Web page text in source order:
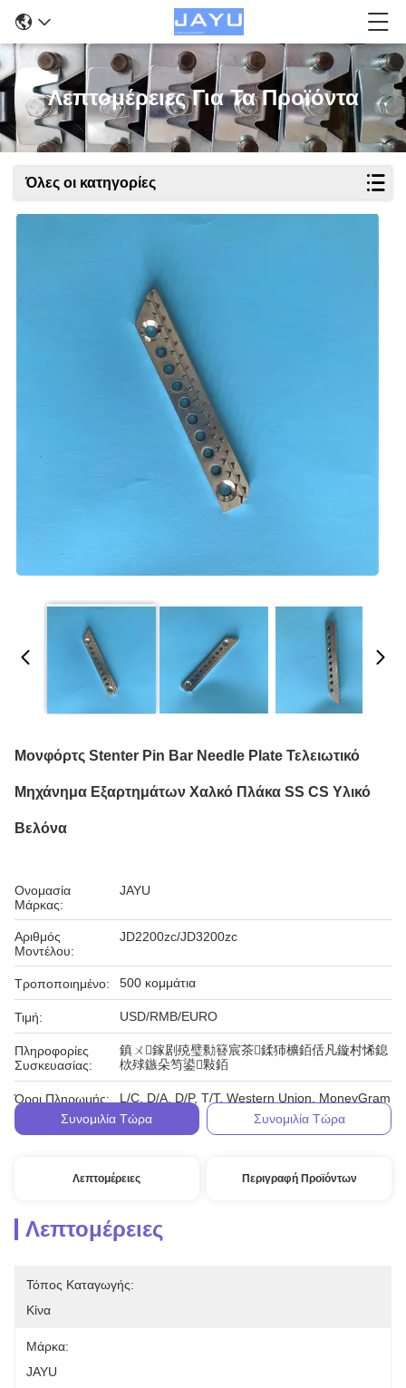
Λεπτομέρειες Για Τα Προϊόντα
Όλες οι κατηγορίες
Μονφόρτς Stenter Pin Bar Needle Plate Τελειωτικό
Μηχάνημα Εξαρτημάτων Χαλκό Πλάκα SS CS Υλικό
Βελόνα
Ονομασία
Μάρκας:
JAYU
Αριθμός
Μοντέλου:
JD2200zc/JD3200zc
Τροποποιημένο: 500 κομμάτια
Τιμή: USD/RMB/EURO
Πληροφορίες
Συσκευασίας:
鎮ㄨ鎵剧殑璧勬簮宸茶鍒犻櫎銆佸凡鏇村悕鎴
栨殏鏃朵笉鍙敤銆
Όροι Πληρωμής:
L/C, D/A, D/P, T/T, Western Union, MoneyGram
Συνομιλία Τώρα
Συνομιλία Τώρα
Λεπτομέρειες Περιγραφή Προϊόντων
Λεπτομέρειες
Τόπος Καταγωγής:
Κίνα
Μάρκα:
JAYU